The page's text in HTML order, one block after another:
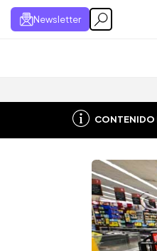
Newsletter
CONTENIDO